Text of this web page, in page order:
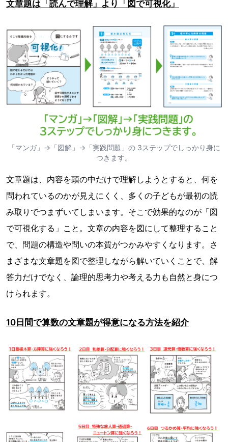
文章題は「読んで理解」より「図で可視化」
「マンガ」→「図解」→「実践問題」の 3ステップでしっかり身に
つきます。
文章題は、内容を頭の中だけで理解しようとすると、何を
問われているのかが見えにくく、多くの子どもが最初の読
み取りでつまずいてしまいます。そこで効果的なのが「図
で可視化する」こと。文章の内容を図にして整理すること
で、問題の構造や問いの本質がつかみやすくなります。さ
まざまな文章題を図で整理しながら解いていくことで、解
答力だけでなく、論理的思考力や考える力も自然と身につ
けられます。
10日間で算数の文章題が得意になる方法を紹介